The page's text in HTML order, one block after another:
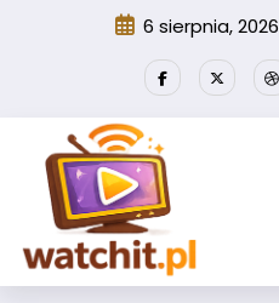
6 sierpnia, 2026